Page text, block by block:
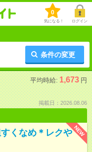
0
気になる！ ログイン
条件の変更
平均時給: 1,673 円
掲載日：2026.08.06
NEW
くなめ＊レクや